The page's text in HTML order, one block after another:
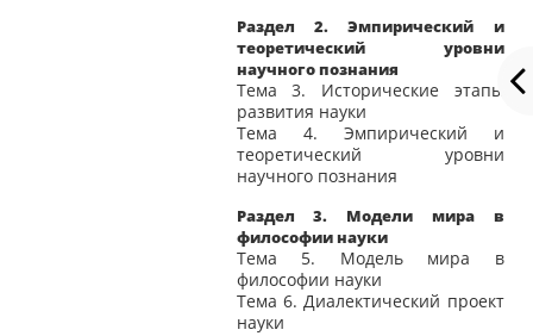
Раздел 2. Эмпирический и
теоретический уровни
научного познания
Тема 3. Исторические этапы
развития науки
Тема 4. Эмпирический и
теоретический уровни
научного познания
Раздел 3. Модели мира в
философии науки
Тема 5. Модель мира в
философии науки
Тема 6. Диалектический проект
науки